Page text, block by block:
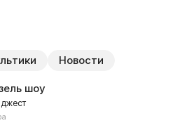
Новости
шоу